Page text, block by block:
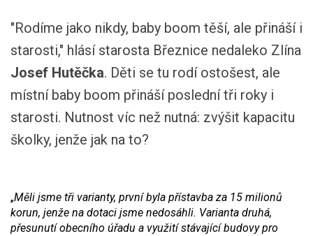
"Rodíme jako nikdy, baby boom těší, ale přináší i
starosti," hlásí starosta Březnice nedaleko Zlína
Josef Hutěčka. Děti se tu rodí ostošest, ale
místní baby boom přináší poslední tři roky i
starosti. Nutnost víc než nutná: zvýšit kapacitu
školky, jenže jak na to?
„Měli jsme tři varianty, první byla přístavba za 15 milionů
korun, jenže na dotaci jsme nedosáhli. Varianta druhá,
přesunutí obecního úřadu a využití stávající budovy pro